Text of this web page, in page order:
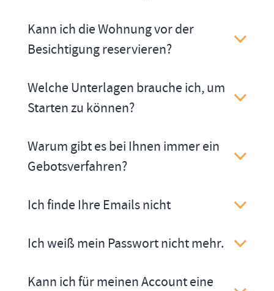
Kann ich die Wohnung vor der
Besichtigung reservieren?
Welche Unterlagen brauche ich, um
Starten zu können?
Warum gibt es bei Ihnen immer ein
Gebotsverfahren?
Ich finde Ihre Emails nicht
Ich weiß mein Passwort nicht mehr.
Kann ich für meinen Account eine